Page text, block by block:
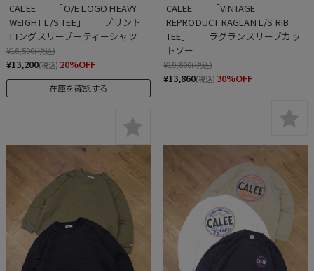
CALEE　　「O/E LOGO HEAVY
WEIGHT L/S TEE」　　プリント
ロングスリーブーティーシャツ
¥16,500(税込)
¥13,200(税込) 20%OFF
在庫を確認する
CALEE　　「VINTAGE
REPRODUCT RAGLAN L/S RIB
TEE」　　ラグランスリーブカッ
トソー
¥19,800(税込)
¥13,860(税込) 30%OFF